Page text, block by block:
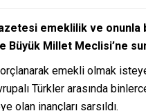
emeklilik ve onunla
Büyük Millet Meclisi’ne
emekli olmak
Türkler arasında
olan inançları sarsıldı.